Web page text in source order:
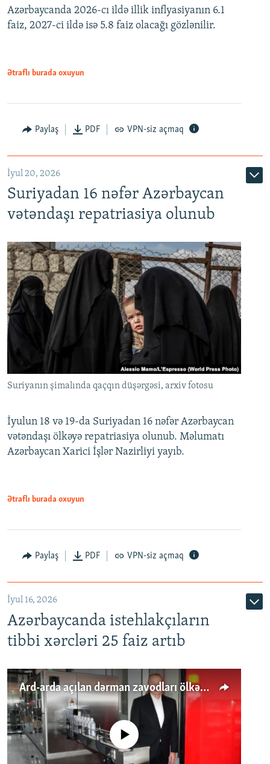
Auto
360p
480p
Azərbaycanda 2026-cı ildə illik inflyasiyanın 6.1
faiz, 2027-ci ildə isə 5.8 faiz olacağı gözlənilir.
Ətraflı burada oxuyun
Paylaş PDF VPN-siz açmaq
İyul 20, 2026
Suriyadan 16 nəfər Azərbaycan
vətəndaşı repatriasiya olunub
Suriyanın şimalında qaçqın düşərgəsi, arxiv fotosu
İyulun 18 və 19-da Suriyadan 16 nəfər Azərbaycan
vətəndaşı ölkəyə repatriasiya olunub. Məlumatı
Azərbaycan Xarici İşlər Nazirliyi yayıb.
Ətraflı burada oxuyun
Paylaş PDF VPN-siz açmaq
İyul 16, 2026
Azərbaycanda istehlakçıların
tibbi xərcləri 25 faiz artıb
Ard-arda açılan dərman zavodları ölkənin tələbatını ödəyirmi?
No media source currently available